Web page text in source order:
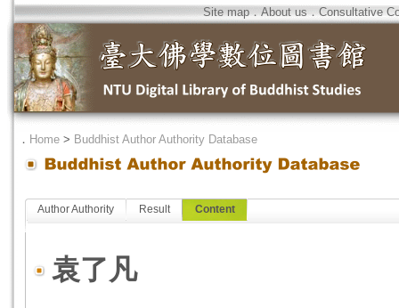
Site map．About us．Consultative
． Home > Buddhist Author Authority Database
Author Authority Result Content
袁了凡